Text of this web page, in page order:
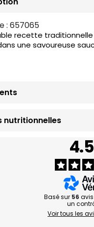
: 657065
recette
une savoureuse
nutritionnelles
Basé sur 56
un
Voir tous les